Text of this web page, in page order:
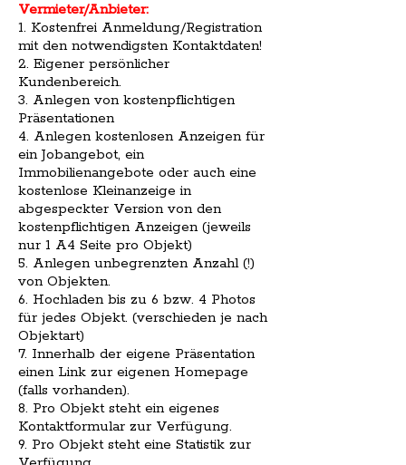
Vermieter/Anbieter:
1. Kostenfrei Anmeldung/Registration
mit den notwendigsten Kontaktdaten!
2. Eigener persönlicher
Kundenbereich.
3. Anlegen von kostenpflichtigen
Präsentationen
4. Anlegen kostenlosen Anzeigen für
ein Jobangebot, ein
Immobilienangebote oder auch eine
kostenlose Kleinanzeige in
abgespeckter Version von den
kostenpflichtigen Anzeigen (jeweils
nur 1 A4 Seite pro Objekt)
5. Anlegen unbegrenzten Anzahl (!)
von Objekten.
6. Hochladen bis zu 6 bzw. 4 Photos
für jedes Objekt. (verschieden je nach
Objektart)
7. Innerhalb der eigene Präsentation
einen Link zur eigenen Homepage
(falls vorhanden).
8. Pro Objekt steht ein eigenes
Kontaktformular zur Verfügung.
9. Pro Objekt steht eine Statistik zur